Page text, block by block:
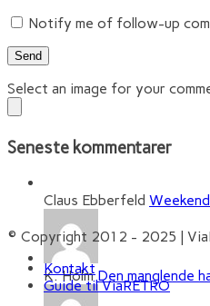
Notify me of follow-up
Select an image for your
Seneste kommentarer
Claus Ebberfeld
K. HolmDen manglende
© Copyright 2012 - 2025 |
Kontakt
Guide til ViaRETRO